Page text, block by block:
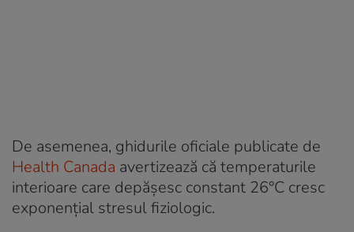
De asemenea, ghidurile oficiale publicate de
Health Canada avertizează că temperaturile
interioare care depășesc constant 26°C cresc
exponențial stresul fiziologic.